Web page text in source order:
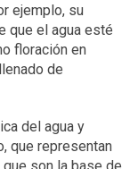
ejemplo, su
que el agua esté
floración en
de
del agua y
que representan
son la base de